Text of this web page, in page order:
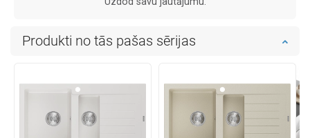
Produkti no tās pašas sērijas